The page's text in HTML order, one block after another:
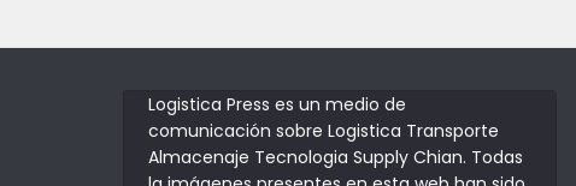
Logistica Press es un medio de
comunicación sobre Logistica Transporte
Almacenaje Tecnologia Supply Chian. Todas